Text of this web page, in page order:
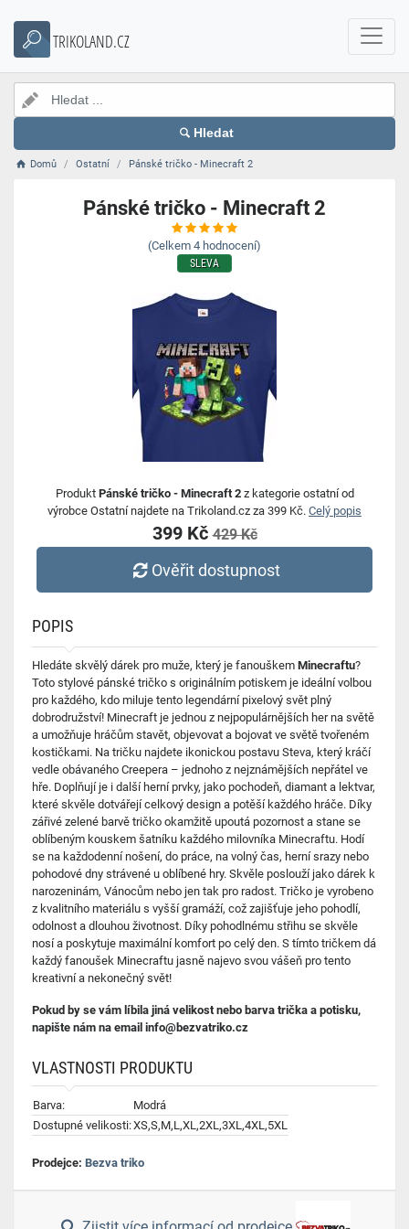
TRIKOLAND.CZ
Hledat
Domů Ostatní Pánské tričko - Minecraft 2
Pánské tričko - Minecraft 2
(Celkem 4 hodnocení)
SLEVA
Produkt Pánské tričko - Minecraft 2z kategorie ostatní od
výrobce Ostatní najdete na Trikoland.cz za 399 Kč. Celý popis
399 Kč429 Kč
Ověřit dostupnost
POPIS
Hledáte skvělý dárek pro muže, který je fanouškem Minecraftu?
Toto stylové pánské tričko s originálním potiskem je ideální volbou
pro každého, kdo miluje tento legendární pixelový svět plný
dobrodružství! Minecraft je jednou z nejpopulárnějších her na světě
a umožňuje hráčům stavět, objevovat a bojovat ve světě tvořeném
kostičkami. Na tričku najdete ikonickou postavu Steva, který kráčí
vedle obávaného Creepera – jednoho z nejznámějších nepřátel ve
hře. Doplňují je i další herní prvky, jako pochodeň, diamant a lektvar,
které skvěle dotvářejí celkový design a potěší každého hráče. Díky
zářivé zelené barvě tričko okamžitě upoutá pozornost a stane se
oblíbeným kouskem šatníku každého milovníka Minecraftu. Hodí
se na každodenní nošení, do práce, na volný čas, herní srazy nebo
pohodové dny strávené u oblíbené hry. Skvěle poslouží jako dárek k
narozeninám, Vánocům nebo jen tak pro radost. Tričko je vyrobeno
z kvalitního materiálu s vyšší gramáží, což zajišťuje jeho pohodlí,
odolnost a dlouhou životnost. Díky pohodlnému střihu se skvěle
nosí a poskytuje maximální komfort po celý den. S tímto tričkem dá
každý fanoušek Minecraftu jasně najevo svou vášeň pro tento
kreativní a nekonečný svět!
Pokud by se vám líbila jiná velikost nebo barva trička a potisku,
napište nám na email info@bezvatriko.cz
VLASTNOSTI PRODUKTU
Barva:
Modrá
Dostupné velikosti:XS,S,M,L,XL,2XL,3XL,4XL,5XL
Prodejce: Bezva triko